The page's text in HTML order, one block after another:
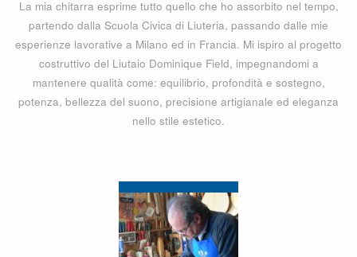
La mia chitarra esprime tutto quello che ho assorbito nel tempo,
partendo dalla Scuola Civica di Liuteria, passando dalle mie
esperienze lavorative a Milano ed in Francia. Mi ispiro al progetto
costruttivo del Liutaio Dominique Field, impegnandomi a
mantenere qualità come: equilibrio, profondità e sostegno,
potenza, bellezza del suono, precisione artigianale ed eleganza
nello stile estetico.